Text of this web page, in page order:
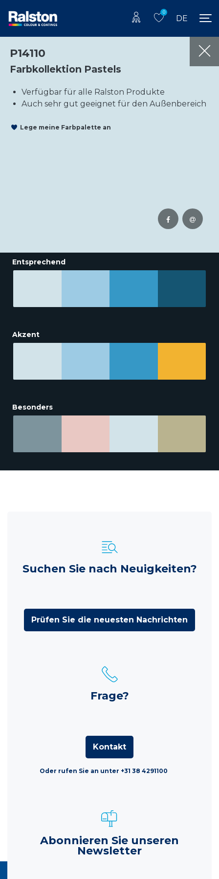
0
DE
P14110
Farbkollektion Pastels
Verfügbar für alle Ralston Produkte
Auch sehr gut geeignet für den Außenbereich
Lege meine Farbpalette an
Entsprechend
Akzent
Besonders
Suchen Sie nach Neuigkeiten?
Prüfen Sie die neuesten Nachrichten
Frage?
Kontakt
Oder rufen Sie an unter +31 38 4291100
Abonnieren Sie unseren
Newsletter